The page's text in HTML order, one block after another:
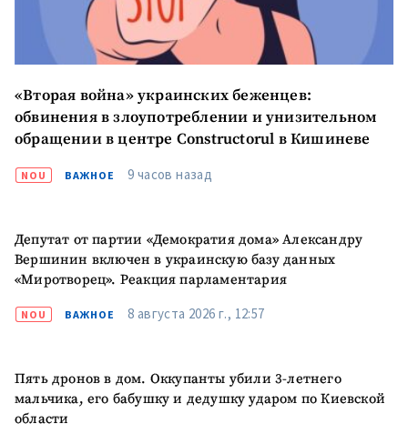
«Вторая война» украинских беженцев:
обвинения в злоупотреблении и унизительном
обращении в центре Constructorul в Кишиневе
NOU ВАЖНОЕ 9 часов назад
Депутат от партии «Демократия дома» Александру
Вершинин включен в украинскую базу данных
«Миротворец». Реакция парламентария
NOU ВАЖНОЕ 8 августа 2026 г., 12:57
Пять дронов в дом. Оккупанты убили 3-летнего
мальчика, его бабушку и дедушку ударом по Киевской
области
Заголовок новости
+ Добавить
заголовок
+ Загрузить
изображение